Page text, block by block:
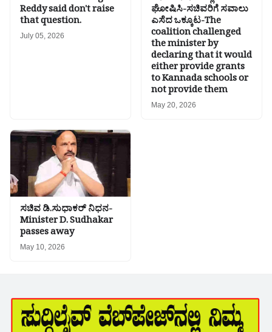
Reddy said don't raise
that question.
July 05, 2026
ಘೋಷಿಸಿ-ಸಚಿವರಿಗೆ ಸವಾಲು
ಎಸೆದ ಒಕ್ಕೂಟ-The
coalition challenged
the minister by
declaring that it would
either provide grants
to Kannada schools or
not provide them
May 20, 2026
ಸಚಿವ ಡಿ.ಸುಧಾಕರ್ ನಿಧನ-
Minister D. Sudhakar
passes away
May 10, 2026